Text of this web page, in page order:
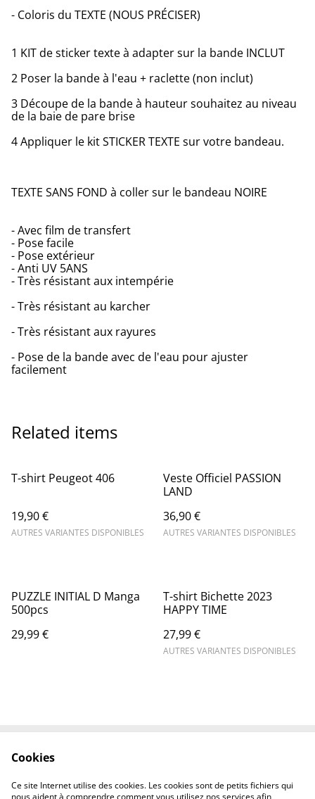
- Coloris du TEXTE (NOUS PRÉCISER)
1 KIT de sticker texte à adapter sur la bande INCLUT
2 Poser la bande à l'eau + raclette (non inclut)
3 Découpe de la bande à hauteur souhaitez au niveau
de la baie de pare brise
4 Appliquer le kit STICKER TEXTE sur votre bandeau.
TEXTE SANS FOND à coller sur le bandeau NOIRE
- Avec film de transfert
- Pose facile
- Pose extérieur
- Anti UV 5ANS
- Très résistant aux intempérie
- Très résistant au karcher
- Très résistant aux rayures
- Pose de la bande avec de l'eau pour ajuster
facilement
Related items
T-shirt Peugeot 406
19,90 €
AUTRES VARIANTES DISPONIBLES
Veste Officiel PASSION
LAND
36,90 €
AUTRES VARIANTES DISPONIBLES
PUZZLE INITIAL D Manga
500pcs
29,99 €
T-shirt Bichette 2023
HAPPY TIME
27,99 €
AUTRES VARIANTES DISPONIBLES
Politique de
confidentialité
Politique des cookies
Cookies
Ce site Internet utilise des cookies. Les cookies sont de petits fichiers qui
nous aident à comprendre comment vous utilisez nos services afin